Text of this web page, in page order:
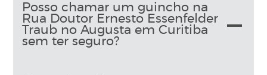
Posso chamar um guincho na
Rua Doutor Ernesto Essenfelder
Traub no Augusta em Curitiba
sem ter seguro?